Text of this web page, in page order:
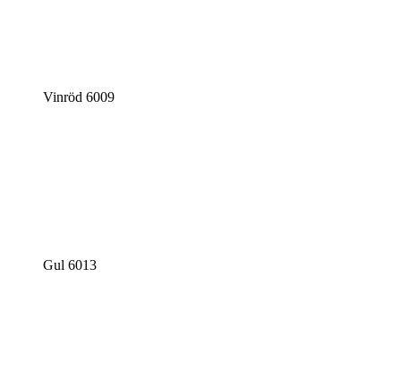
Vinröd 6009
Gul 6013